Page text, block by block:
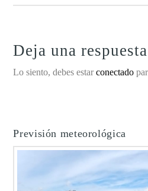
Deja una respuesta
Lo siento, debes estarconectado
Previsión meteorológica